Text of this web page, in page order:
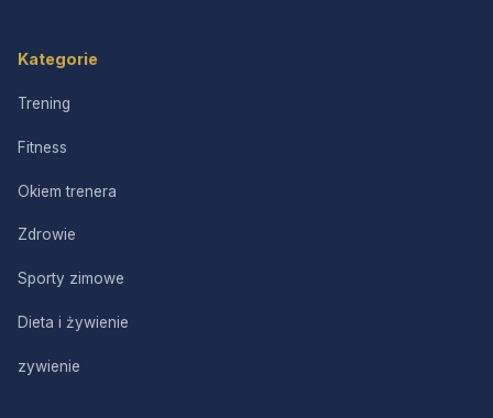
Kategorie
Trening
Fitness
Okiem trenera
Zdrowie
Sporty zimowe
Dieta i żywienie
zywienie